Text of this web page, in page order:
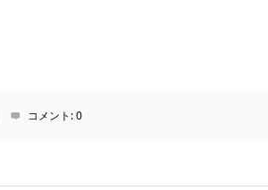
コメント:0